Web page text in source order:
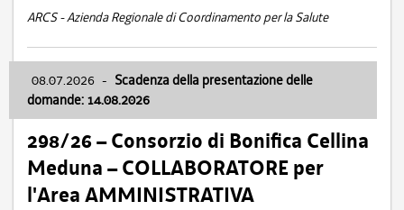
ARCS - Azienda Regionale di Coordinamento per la Salute
08.07.2026 - Scadenza della presentazione delle
domande: 14.08.2026
298/26 – Consorzio di Bonifica Cellina
Meduna – COLLABORATORE per
l'Area AMMINISTRATIVA